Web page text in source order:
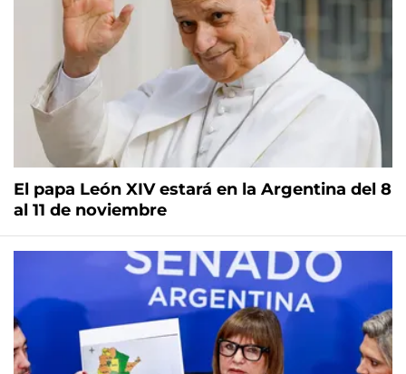
El papa León XIV estará en la Argentina del 8
al 11 de noviembre